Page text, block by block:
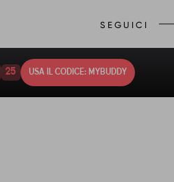
SEGUICI
24 USA IL CODICE: MYBUDDY